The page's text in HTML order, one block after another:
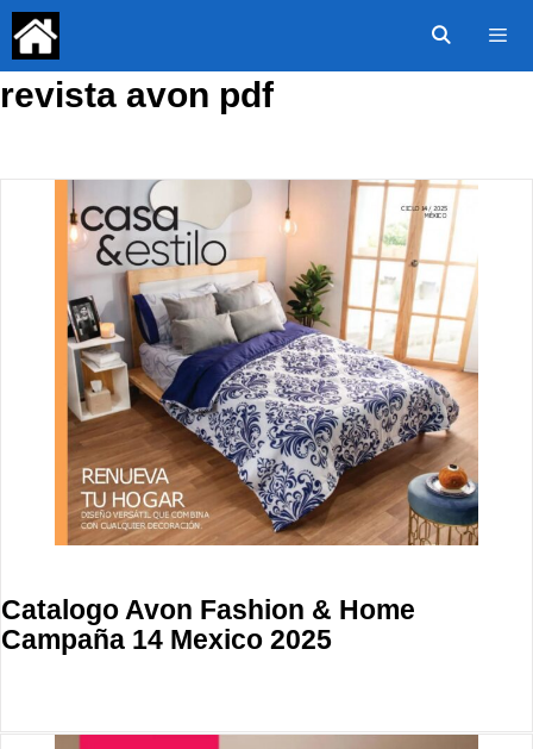
Saltar
contenido
revista avon pdf
Catalogo Avon Fashion & Home
Campaña 14 Mexico 2025